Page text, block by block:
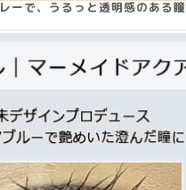
ーで、うるっと透明感のある瞳